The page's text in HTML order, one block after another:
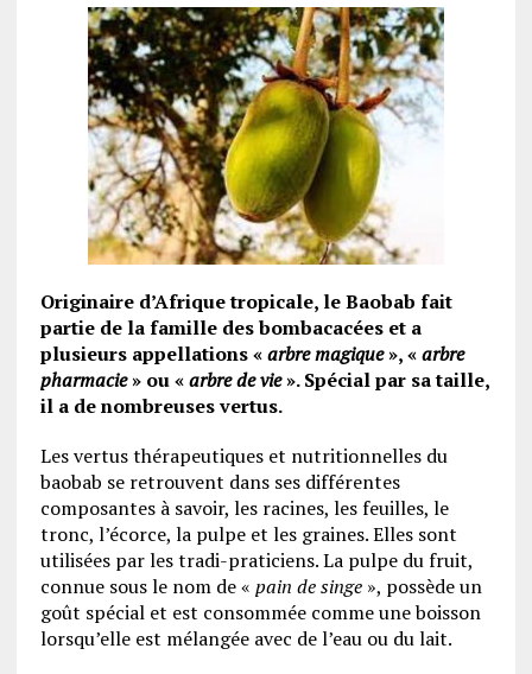
Originaire d’Afrique tropicale, le Baobab fait
partie de la famille des bombacacées et a
plusieurs appellations «arbre magique», «arbre
pharmacie» ou «arbre de vie». Spécial par sa taille,
il a de nombreuses vertus.
Les vertus thérapeutiques et nutritionnelles du
baobab se retrouvent dans ses différentes
composantes à savoir, les racines, les feuilles, le
tronc, l’écorce, la pulpe et les graines. Elles sont
utilisées par les tradi-praticiens. La pulpe du fruit,
connue sous le nom de « pain de singe», possède un
goût spécial et est consommée comme une boisson
lorsqu’elle est mélangée avec de l’eau ou du lait.